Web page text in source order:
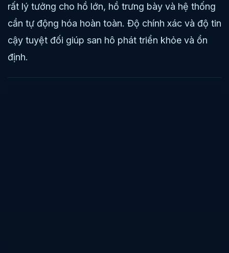
rất lý tưởng cho hồ lớn, hồ trưng bày và hệ thống
cần tự động hóa hoàn toàn. Độ chính xác và độ tin
cậy tuyệt đối giúp san hô phát triển khỏe và ổn
định.